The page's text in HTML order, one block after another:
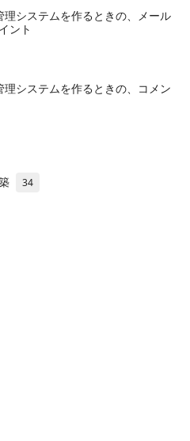
システムを作るときの、メール
ント
システムを作るときの、コメン
34